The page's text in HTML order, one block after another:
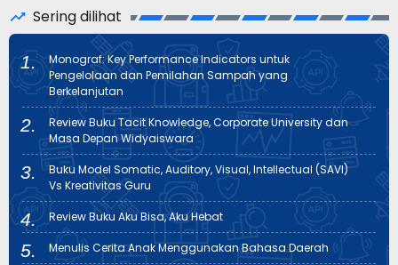
Sering dilihat
Monograf: Key Performance Indicators untuk
Pengelolaan dan Pemilahan Sampah yang
Berkelanjutan
Review Buku Tacit Knowledge, Corporate University dan
Masa Depan Widyaiswara
Buku Model Somatic, Auditory, Visual, Intellectual (SAVI)
Vs Kreativitas Guru
Review Buku Aku Bisa, Aku Hebat
Menulis Cerita Anak Menggunakan Bahasa Daerah